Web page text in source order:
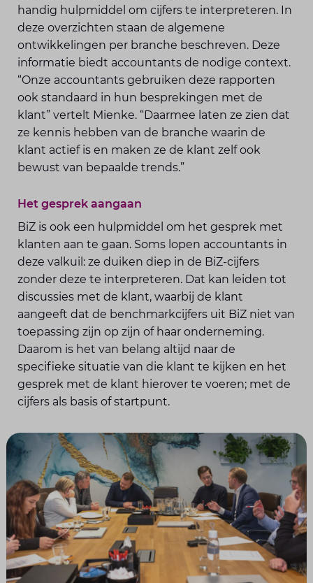
handig hulpmiddel om cijfers te interpreteren. In
deze overzichten staan de algemene
ontwikkelingen per branche beschreven. Deze
informatie biedt accountants de nodige context.
“Onze accountants gebruiken deze rapporten
ook standaard in hun besprekingen met de
klant” vertelt Mienke. “Daarmee laten ze zien dat
ze kennis hebben van de branche waarin de
klant actief is en maken ze de klant zelf ook
bewust van bepaalde trends.”
Het gesprek aangaan
BiZ is ook een hulpmiddel om het gesprek met
klanten aan te gaan. Soms lopen accountants in
deze valkuil: ze duiken diep in de BiZ-cijfers
zonder deze te interpreteren. Dat kan leiden tot
discussies met de klant, waarbij de klant
aangeeft dat de benchmarkcijfers uit BiZ niet van
toepassing zijn op zijn of haar onderneming.
Daarom is het van belang altijd naar de
specifieke situatie van die klant te kijken en het
gesprek met de klant hierover te voeren; met de
cijfers als basis of startpunt.